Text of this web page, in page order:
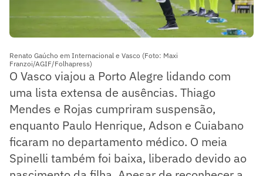
Renato Gaúcho em Internacional e Vasco (Foto: Maxi
Franzoi/AGIF/Folhapress)
O Vasco viajou a Porto Alegre lidando com
uma lista extensa de ausências. Thiago
Mendes e Rojas cumpriram suspensão,
enquanto Paulo Henrique, Adson e Cuiabano
ficaram no departamento médico. O meia
Spinelli também foi baixa, liberado devido ao